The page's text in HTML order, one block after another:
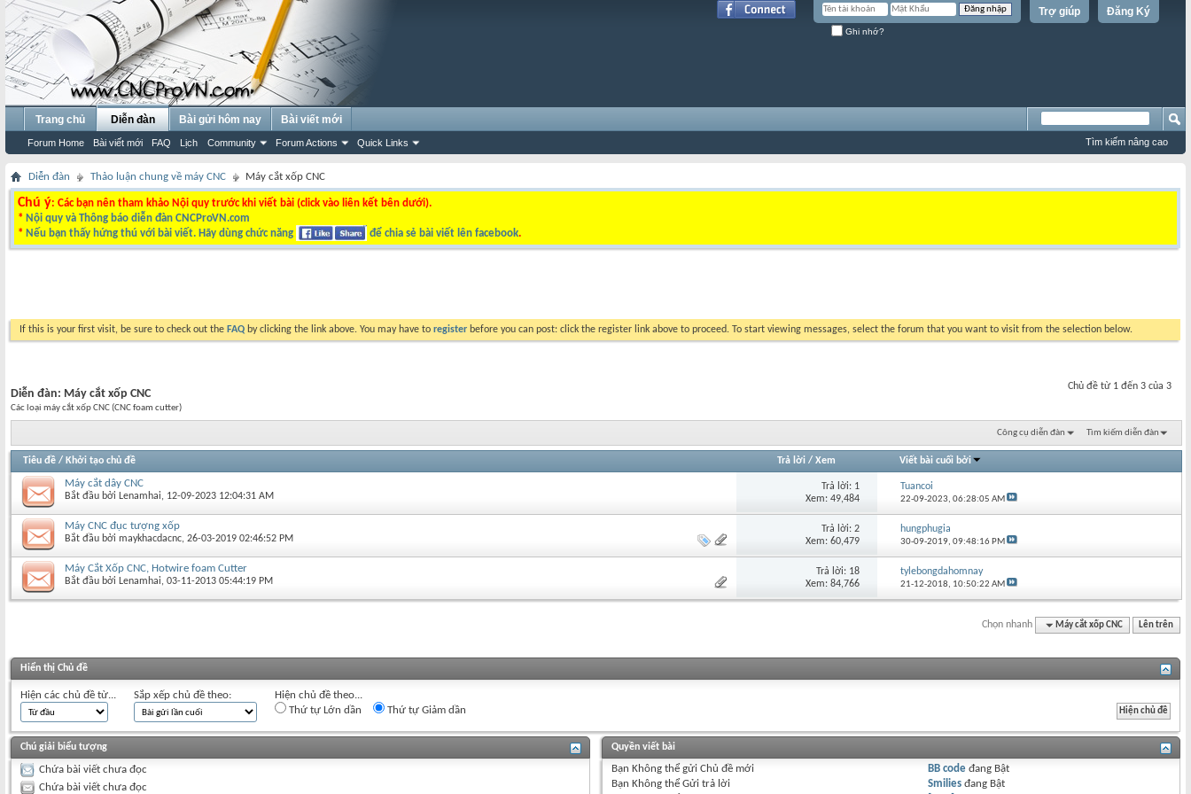
Đăng Ký
Trợ giúp
Ghi nhớ?
Trang chủ Diễn đàn
Forum Home Bài viết mới FAQ Lịch Community Forum Actions Quick Links
Bài gửi hôm nay Bài viết mới
Tìm kiếm nâng cao
Diễn đàn Thảo luận chung về máy CNC Máy cắt xốp CNC
Chú ý: Các bạn nên tham khảo Nội quy trước khi viết bài (click vào liên kết bên dưới).
* Nội quy và Thông báo diễn đàn CNCProVN.com
* Nếu bạn thấy hứng thú với bài viết. Hãy dùng chức năng để chia sẻ bài viết lên facebook.
If this is your first visit, be sure to check out the FAQ by clicking the link above. You may have to register before you can post: click the register link above to proceed. To start viewing messages, select the forum that you want to visit from the selection below.
Chủ đề từ 1 đến 3 của 3
Diễn đàn: Máy cắt xốp CNC
Các loại máy cắt xốp CNC (CNC foam cutter)
Công cụ diễn đàn Tìm kiếm diễn đàn
Tiêu đề / Khởi tạo chủ đề Trả lời/ Xem Viết bài cuối bởi
Máy cắt dây CNC
Bắt đầu bởi Lenamhai‎, 12-09-2023 12:04:31 AM
Trả lời: 1
Xem: 49,484
Tuancoi
22-09-2023,06:28:05 AM
Máy CNC đục tượng xốp
Bắt đầu bởi maykhacdacnc‎, 26-03-2019 02:46:52 PM
Trả lời: 2
Xem: 60,479
hungphugia
30-09-2019,09:48:16 PM
Máy Cắt Xốp CNC, Hotwire foam Cutter
Bắt đầu bởi Lenamhai‎, 03-11-2013 05:44:19 PM
Trả lời: 18
Xem: 84,766
tylebongdahomnay
21-12-2018, 10:50:22 AM
Chọn nhanh Máy cắt xốp CNC Lên trên
Hiển thị Chủ đề
Hiện các chủ đề từ... Sắp xếp chủ đề theo:
Hiện chủ đề theo...
Thứ tự Lớn dần
Thứ tự Giảm dần
Chú giải biểu tượng
Chứa bài viết chưa đọc
Chứa bài viết chưa đọc
Quyền viết bài
Bạn Không thểgửi Chủ đề mới
Bạn Không thểGửi trả lời
BB code đang Bật
Smilies đang Bật